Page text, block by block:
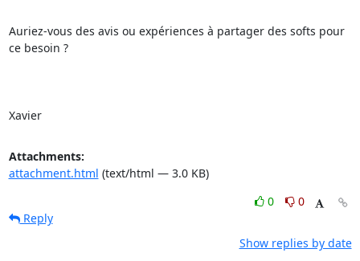
Auriez-vous des avis ou expériences à partager des softs pour
ce besoin ?
Xavier
Attachments:
attachment.html (text/html — 3.0 KB)
0
0
Reply
Show replies by date